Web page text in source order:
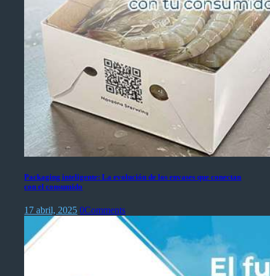
Packaging inteligente: La evolución de los envases que conectan
con el consumido
17 abril, 2025 0Comments